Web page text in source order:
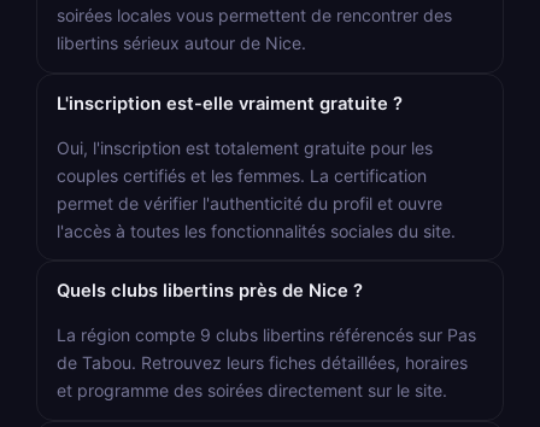
soirées locales vous permettent de rencontrer des
libertins sérieux autour de Nice.
L'inscription est-elle vraiment gratuite ?
Oui, l'inscription est totalement gratuite pour les
couples certifiés et les femmes. La certification
permet de vérifier l'authenticité du profil et ouvre
l'accès à toutes les fonctionnalités sociales du site.
Quels clubs libertins près de Nice ?
La région compte 9 clubs libertins référencés sur Pas
de Tabou. Retrouvez leurs fiches détaillées, horaires
et programme des soirées directement sur le site.